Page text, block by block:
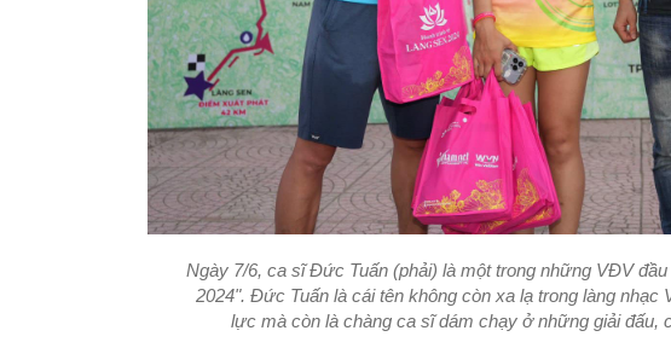
Ngày 7/6, ca sĩ Đức Tuấn (phải) là một trong những VĐV
2024". Đức Tuấn là cái tên không còn xa lạ trong làng nhạc
lực mà còn là chàng ca sĩ dám chạy ở những giải đấu,